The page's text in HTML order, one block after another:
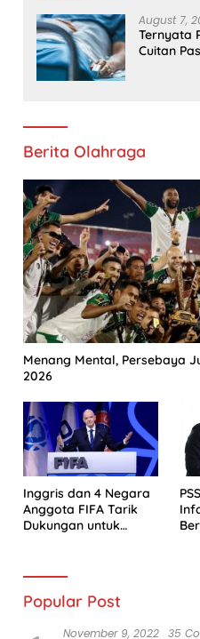
August 7,
Ternyata
Cuitan
Berita Olahraga
Menang Mental, Persebaya
2026
Inggris dan 4 Negara
Anggota FIFA Tarik
Dukungan untuk
Popular Post
November 9, 2022 35